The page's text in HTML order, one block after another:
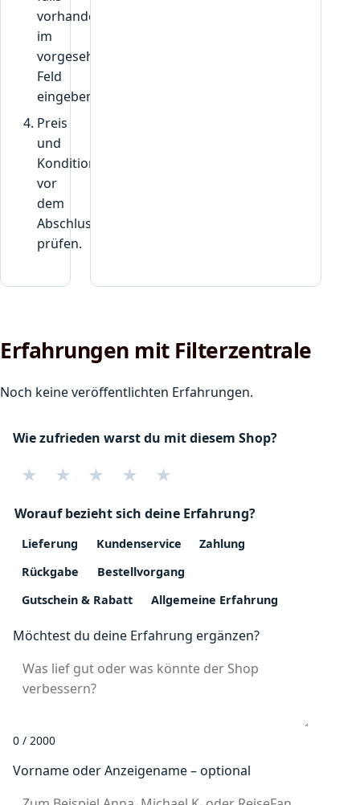
vorhanden,
im
vorgesehenen
Feld
eingeben.
Preis
und
Konditionen
vor
dem
Abschluss
prüfen.
Erfahrungen mit Filterzentrale
Noch keine veröffentlichten Erfahrungen.
Wie zufrieden warst du mit diesem Shop?
★ ★ ★ ★ ★
Worauf bezieht sich deine Erfahrung?
Lieferung Kundenservice
Zahlung
Rückgabe
Bestellvorgang
Gutschein & Rabatt
Allgemeine Erfahrung
Möchtest du deine Erfahrung ergänzen?
0 / 2000
Vorname oder Anzeigename – optional